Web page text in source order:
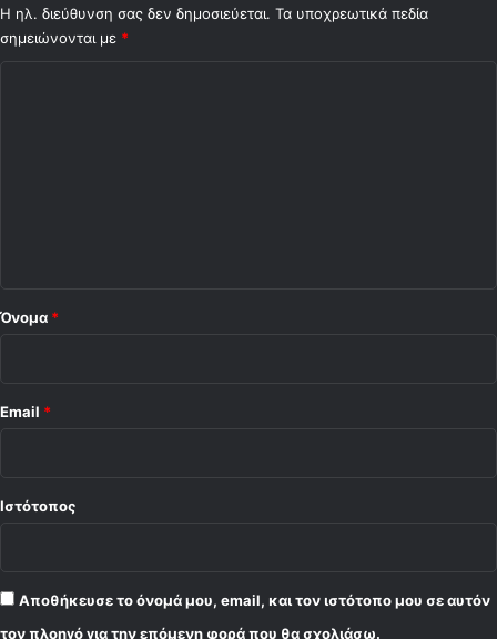
Η ηλ. διεύθυνση σας δεν δημοσιεύεται. Τα υποχρεωτικά πεδία
σημειώνονται με *
Όνομα *
Email *
Ιστότοπος
Αποθήκευσε το όνομά μου, email, και τον ιστότοπο μου σε αυτόν
τον πλοηγό για την επόμενη φορά που θα σχολιάσω.